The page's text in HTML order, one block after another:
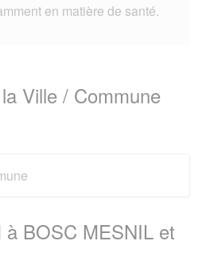
en matière de santé.
Ville / Commune
à BOSC MESNIL et